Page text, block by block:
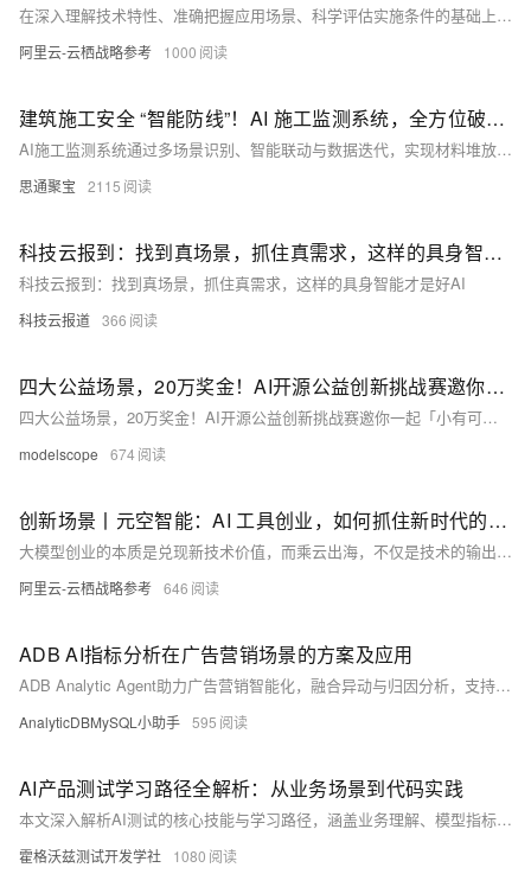
在深入理解技术特性、准确把握应用场景、科学评估实施条件的基础上，企业才能制定出符合自身实际的战略。
阿里云-云栖战略参考 1000
建筑施工安全 “智能防线”！AI 施工监测系统，全方位破解多场景隐患难题
AI施工监测系统通过多场景识别、智能联动与数据迭代，实现材料堆放、安全通道、用电、大型设备及人员行为的全场景智能监管。实时预警隐患，自动推送告警，联动现场处置，推动建筑安全从“人工巡查”迈向“主动防控”，全面提升施工安全管理水平。
思通聚宝 2115
科技云报到：找到真场景，抓住真需求，这样的具身智能才是好AI
科技云报到：找到真场景，抓住真需求，这样的具身智能才是好AI
科技云报道 366
四大公益场景，20万奖金！AI开源公益创新挑战赛邀你一起「小有可为」
四大公益场景，20万奖金！AI开源公益创新挑战赛邀你一起「小有可为」
modelscope 674
创新场景丨元空智能：AI 工具创业，如何抓住新时代的出海机遇
大模型创业的本质是兑现新技术价值，而乘云出海，不仅是技术的输出，更是中国创新走向世界的一次实践。
阿里云-云栖战略参考 646
ADB AI指标分析在广告营销场景的方案及应用
ADB Analytic Agent助力广告营销智能化，融合异动与归因分析，支持自然语言输入、多源数据对接及场景模板化，实现从数据获取到洞察报告的自动化生成，提升分析效率与精度，推动数据驱动决策。
AnalyticDBMySQL小助手 595
AI产品测试学习路径全解析：从业务场景到代码实践
本文深入解析AI测试的核心技能与学习路径，涵盖业务理解、模型指标计算与性能测试三大阶段，助力掌握分类、推荐系统、计算机视觉等多场景测试方法，提升AI产品质量保障能力。
霍格沃兹测试开发学社 1080